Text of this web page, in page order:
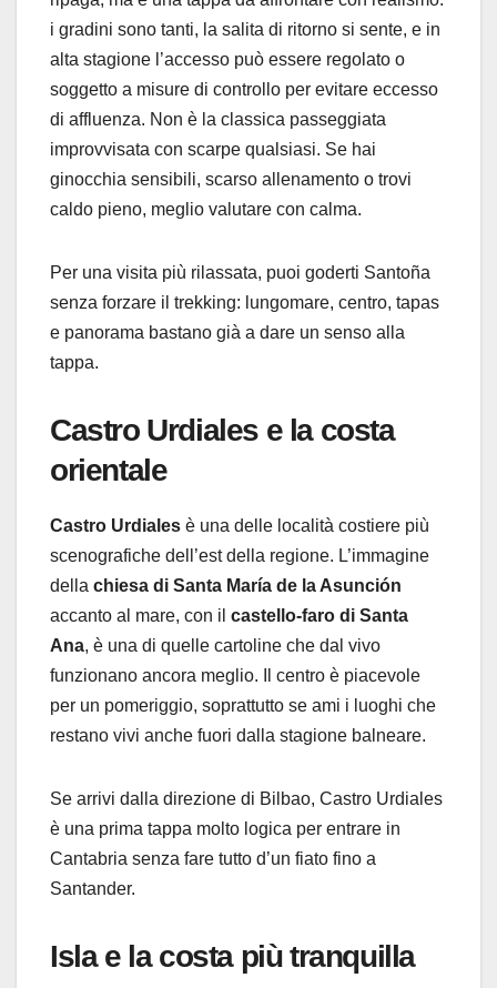
i gradini sono tanti, la salita di ritorno si sente, e in
alta stagione l’accesso può essere regolato o
soggetto a misure di controllo per evitare eccesso
di affluenza. Non è la classica passeggiata
improvvisata con scarpe qualsiasi. Se hai
ginocchia sensibili, scarso allenamento o trovi
caldo pieno, meglio valutare con calma.
Per una visita più rilassata, puoi goderti Santoña
senza forzare il trekking: lungomare, centro, tapas
e panorama bastano già a dare un senso alla
tappa.
Castro Urdiales e la costa
orientale
Castro Urdiales è una delle località costiere più
scenografiche dell’est della regione. L’immagine
della chiesa di Santa María de la Asunción
accanto al mare, con il castello-faro di Santa
Ana, è una di quelle cartoline che dal vivo
funzionano ancora meglio. Il centro è piacevole
per un pomeriggio, soprattutto se ami i luoghi che
restano vivi anche fuori dalla stagione balneare.
Se arrivi dalla direzione di Bilbao, Castro Urdiales
è una prima tappa molto logica per entrare in
Cantabria senza fare tutto d’un fiato fino a
Santander.
Isla e la costa più tranquilla